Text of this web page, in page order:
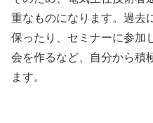
重なものになります。過去
保ったり、セミナーに参加
会を作るなど、自分から積
ます。